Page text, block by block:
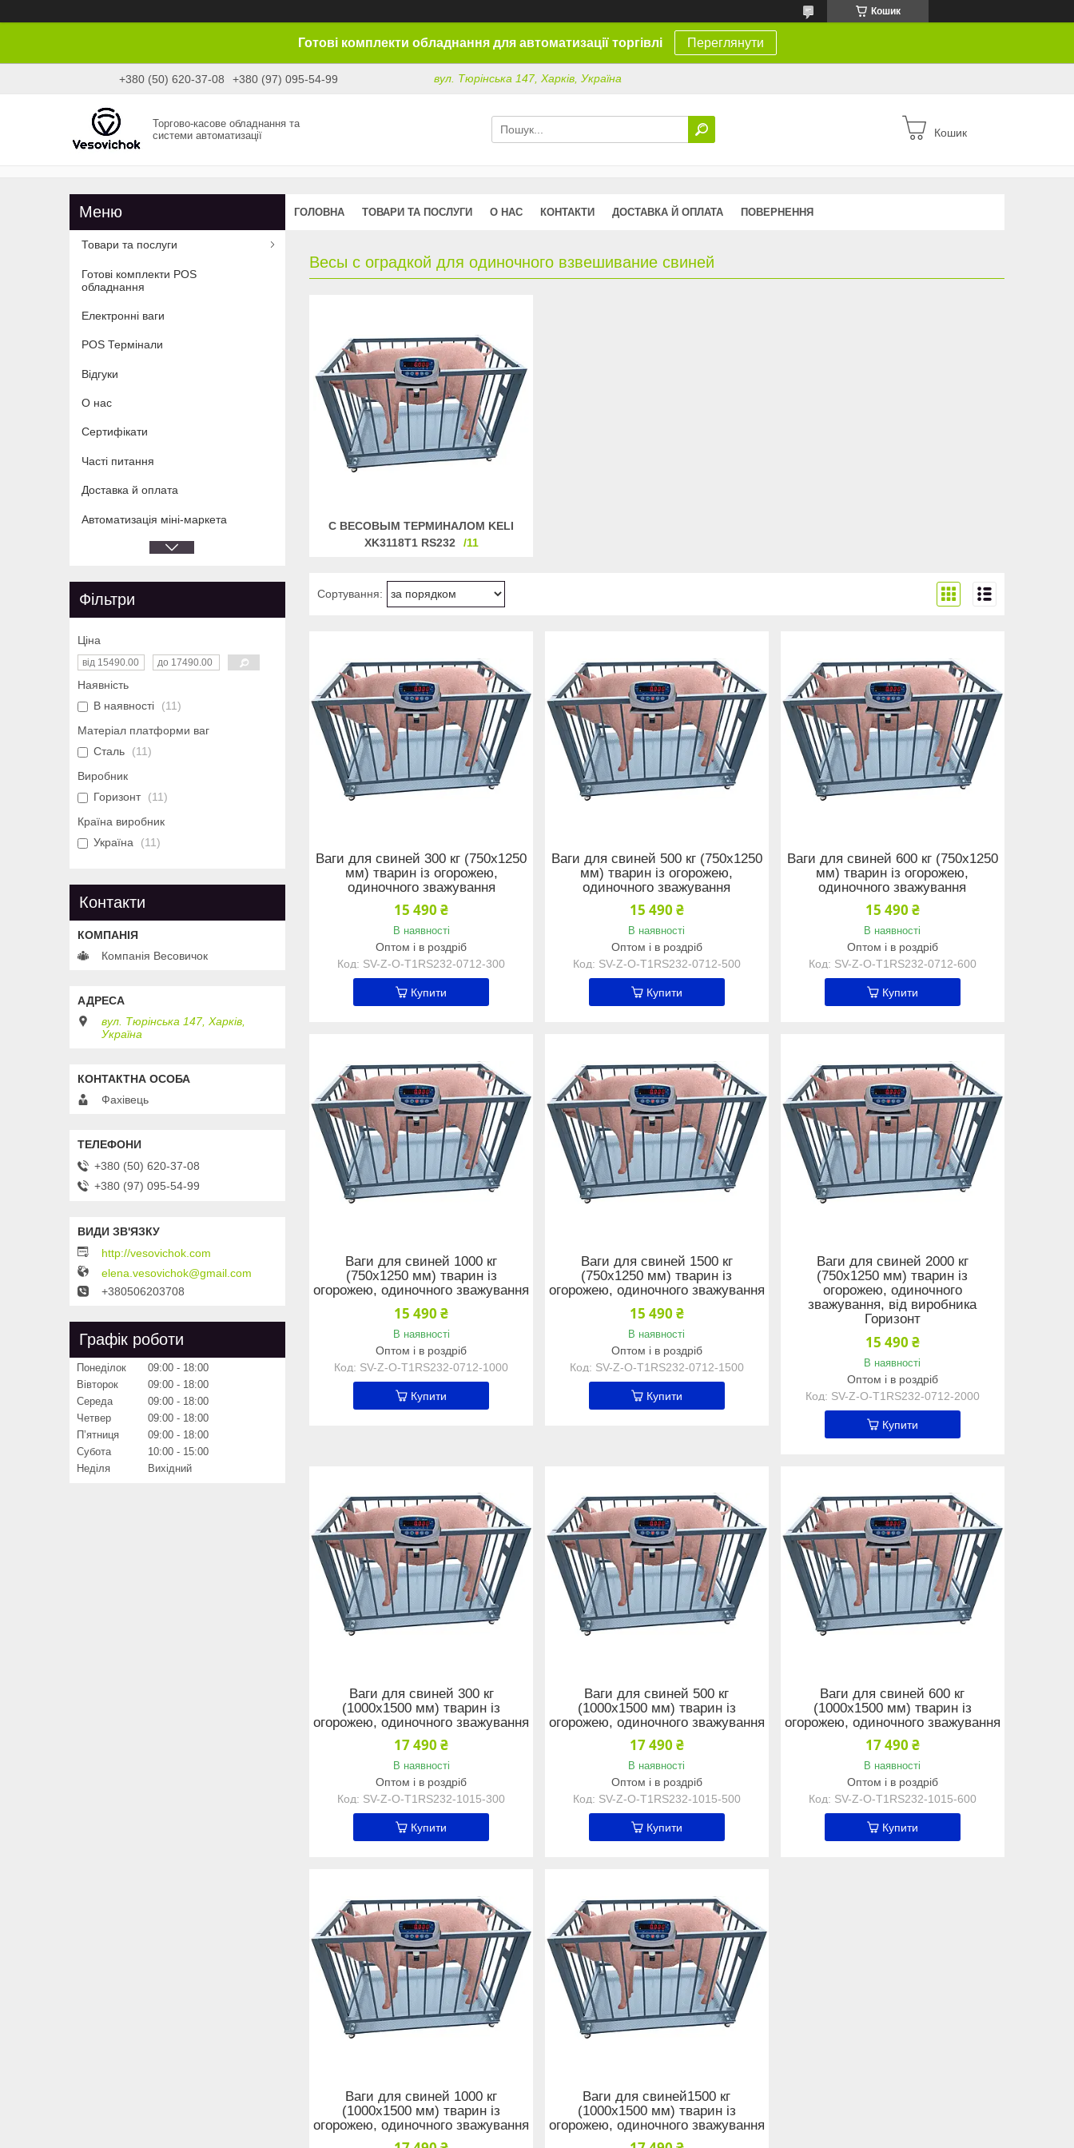
Кошик
Готові комплекти обладнання для автоматизації торгівлі Переглянути
+380 (50) 620-37-08 +380 (97) 095-54-99 вул. Тюрінська 147, Харків, Україна
Торгово-касове обладнання та
системи автоматизації
Кошик
ГОЛОВНА ТОВАРИ ТА ПОСЛУГИ О НАС КОНТАКТИ ДОСТАВКА Й ОПЛАТА ПОВЕРНЕННЯ
Весы с оградкой для одиночного взвешивание свиней
С ВЕСОВЫМ ТЕРМИНАЛОМ KELI
XK3118Т1 RS232
11
Ваги для свиней 300 кг (750x1250
мм) тварин із огорожею,
одиночного зважування
15 490 ₴
В наявності
Оптом і в роздріб
SV-Z-O-Т1RS232-0712-300
Купити
Ваги для свиней 500 кг (750x1250
мм) тварин із огорожею,
одиночного зважування
15 490 ₴
В наявності
Оптом і в роздріб
SV-Z-O-Т1RS232-0712-500
Купити
Ваги для свиней 600 кг (750x1250
мм) тварин із огорожею,
одиночного зважування
15 490 ₴
В наявності
Оптом і в роздріб
SV-Z-O-Т1RS232-0712-600
Купити
Ваги для свиней 1000 кг
(750x1250 мм) тварин із
огорожею, одиночного зважування
15 490 ₴
В наявності
Оптом і в роздріб
SV-Z-O-Т1RS232-0712-1000
Купити
Ваги для свиней 1500 кг
(750x1250 мм) тварин із
огорожею, одиночного зважування
15 490 ₴
В наявності
Оптом і в роздріб
SV-Z-O-Т1RS232-0712-1500
Купити
Ваги для свиней 2000 кг
(750x1250 мм) тварин із
огорожею, одиночного
зважування, від виробника
Горизонт
15 490 ₴
В наявності
Оптом і в роздріб
SV-Z-O-Т1RS232-0712-2000
Купити
Ваги для свиней 300 кг
(1000x1500 мм) тварин із
огорожею, одиночного зважування
17 490 ₴
В наявності
Оптом і в роздріб
SV-Z-O-Т1RS232-1015-300
Купити
Ваги для свиней 500 кг
(1000x1500 мм) тварин із
огорожею, одиночного зважування
17 490 ₴
В наявності
Оптом і в роздріб
SV-Z-O-Т1RS232-1015-500
Купити
Ваги для свиней 600 кг
(1000x1500 мм) тварин із
огорожею, одиночного зважування
17 490 ₴
В наявності
Оптом і в роздріб
SV-Z-O-Т1RS232-1015-600
Купити
Ваги для свиней 1000 кг
(1000x1500 мм) тварин із
огорожею, одиночного зважування
Ваги для свиней1500 кг
(1000x1500 мм) тварин із
огорожею, одиночного зважування
Товари та послуги
Готові комплекти POS
обладнання
Електронні ваги
POS Термінали
Відгуки
О нас
Сертифікати
Часті питання
Доставка й оплата
Автоматизація міні-маркета
Фільтри
Ціна
Наявність
В наявності
11
Матеріал платформи ваг
Сталь
11
Виробник
Горизонт
11
Країна виробник
Україна
11
Контакти
Компанія Весовичок
вул. Тюрінська 147, Харків,
Україна
Фахівець
+380 (50) 620-37-08
+380 (97) 095-54-99
http://vesovichok.com
elena.vesovichok@gmail.com
+380506203708
Графік роботи
Понеділок 09:00
18:00
Вівторок
09:00
18:00
Середа
09:00
18:00
Четвер
09:00
18:00
Пʼятниця
09:00
18:00
Субота
10:00
15:00
Неділя
Вихідний